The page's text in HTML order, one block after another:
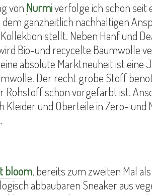
von Nurmiverfolge ich schon seit
ganzheitlich nachhaltigen
stellt. Neben Hanf und
Bio-und recycelte Baumwolle
absolute Marktneuheit ist eine
Der recht grobe Stoff
Rohstoff schon vorgefärbt ist.
Kleider und Oberteile in Zero- und
bloom, bereits zum zweiten Mal
abbaubaren Sneaker aus